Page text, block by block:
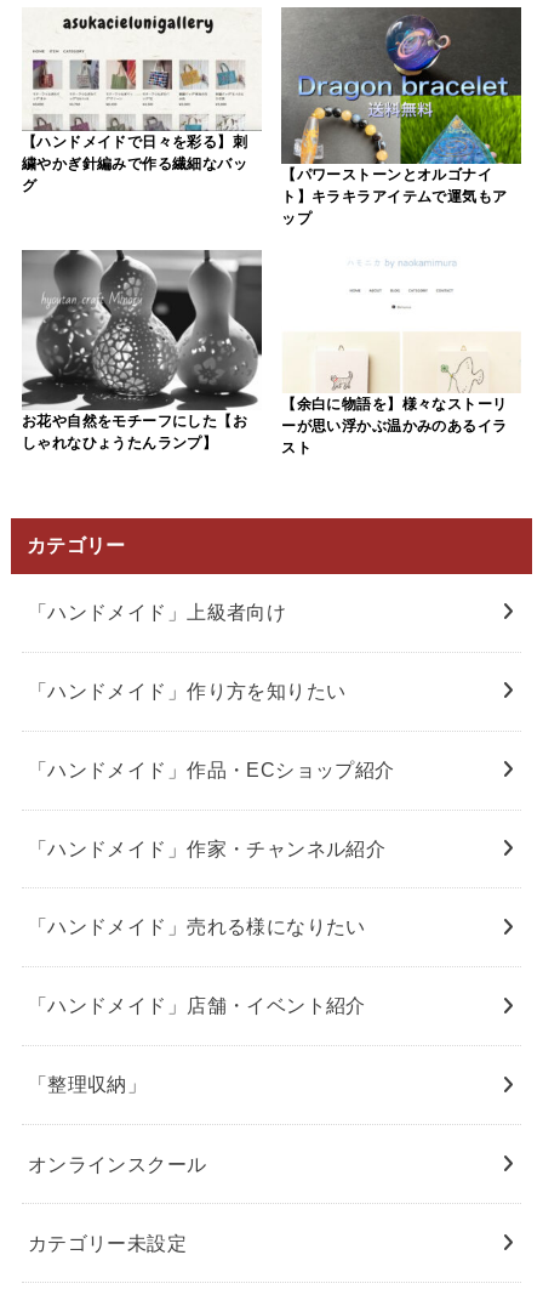
【ハンドメイドで日々を彩る】刺
繍やかぎ針編みで作る繊細なバッ
グ
【パワーストーンとオルゴナイ
ト】キラキラアイテムで運気もア
ップ
お花や自然をモチーフにした【お
しゃれなひょうたんランプ】
【余白に物語を】様々なストーリ
ーが思い浮かぶ温かみのあるイラ
スト
カテゴリー
「ハンドメイド」上級者向け
「ハンドメイド」作り方を知りたい
「ハンドメイド」作品・ECショップ紹介
「ハンドメイド」作家・チャンネル紹介
「ハンドメイド」売れる様になりたい
「ハンドメイド」店舗・イベント紹介
「整理収納」
オンラインスクール
カテゴリー未設定